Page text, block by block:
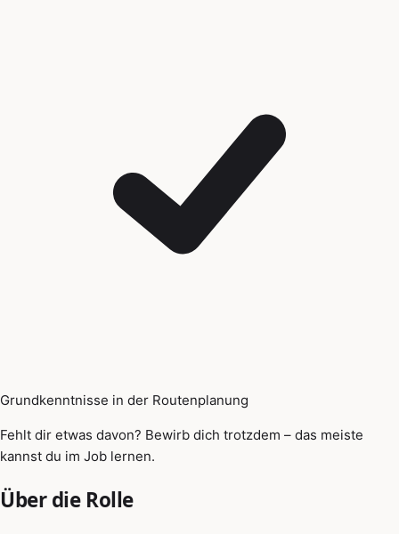
Grundkenntnisse in der Routenplanung
Fehlt dir etwas davon? Bewirb dich trotzdem – das meiste
kannst du im Job lernen.
Über die Rolle